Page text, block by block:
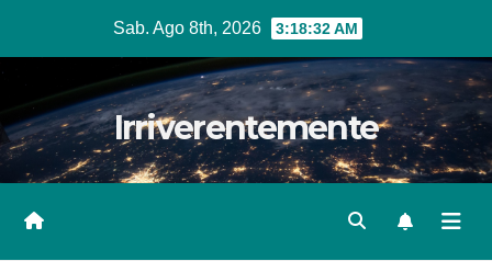
Sab. Ago 8th, 2026 3:18:33 AM
Irriverentemente